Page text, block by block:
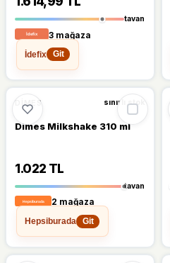
tavan
3 mağaza
İdefix
Git
DIMES sınırlı stok
Dimes Milkshake 310 ml
1.022 TL
tavan
2 mağaza
Hepsiburada
Git